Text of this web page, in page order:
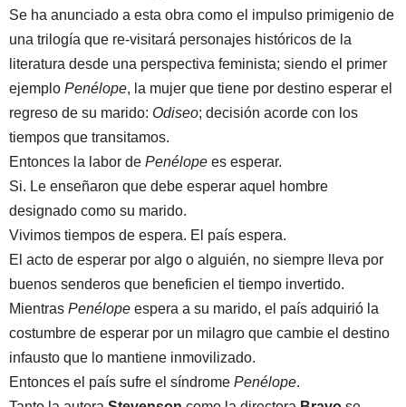
Se ha anunciado a esta obra como el impulso primigenio de
una trilogía que re-visitará personajes históricos de la
literatura desde una perspectiva feminista; siendo el primer
ejemplo Penélope, la mujer que tiene por destino esperar el
regreso de su marido: Odiseo; decisión acorde con los
tiempos que transitamos.
Entonces la labor de Penélope es esperar.
Si. Le enseñaron que debe esperar aquel hombre
designado como su marido.
Vivimos tiempos de espera. El país espera.
El acto de esperar por algo o alguién, no siempre lleva por
buenos senderos que beneficien el tiempo invertido.
Mientras Penélope espera a su marido, el país adquirió la
costumbre de esperar por un milagro que cambie el destino
infausto que lo mantiene inmovilizado.
Entonces el país sufre el síndrome Penélope.